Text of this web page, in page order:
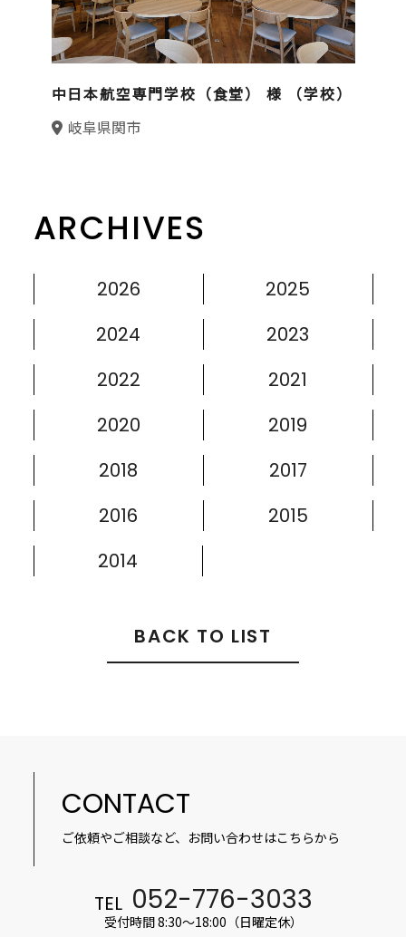
中日本航空専門学校（食堂） 様 （学校）
岐阜県関市
ARCHIVES
2026
2025
2024
2023
2022
2021
2020
2019
2018
2017
2016
2015
2014
BACK TO LIST
CONTACT
ご依頼やご相談など、お問い合わせはこちらから
TEL 052-776-3033
受付時間 8:30～18:00（日曜定休）